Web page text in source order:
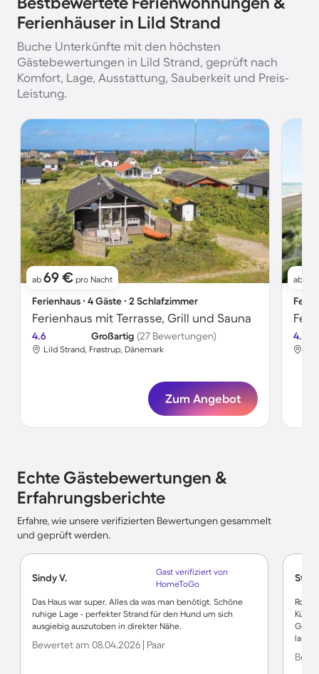
Ferienhäuser in Lild Strand
Buche Unterkünfte mit den höchsten
Gästebewertungen in Lild Strand, geprüft nach
Komfort, Lage, Ausstattung, Sauberkeit und Preis-
Leistung.
ab 69 € pro Nacht
Ferienhaus ∙ 4 Gäste ∙ 2 Schlafzimmer
Ferienhaus mit Terrasse, Grill und Sauna
4.6 Großartig (27 Bewertungen)
Lild Strand, Frøstrup, Dänemark
Zum Angebot
ab
4.7
Echte Gästebewertungen &
Erfahrungsberichte
Erfahre, wie unsere verifizierten Bewertungen gesammelt
und geprüft werden.
Sindy V.
Gast verifiziert von
HomeToGo
Das Haus war super. Alles da was man benötigt. Schöne
ruhige Lage - perfekter Strand für den Hund um sich
ausgiebig auszutoben in direkter Nähe.
Bewertet am 08.04.2026 | Paar
Guter